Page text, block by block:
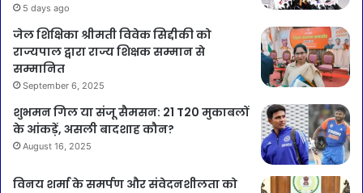
5 days ago
जेल शिक्षिका श्रीमती विवेक सिद्दीकी को
राज्यपाल द्वारा राज्य शिक्षक सम्मान से
सम्मानित
September 6, 2025
शुभमन गिल या संजू सैमसन: 21 T20 मुकाबलों
के आंकड़ें, असली बादशाह कौन?
August 16, 2025
विनय शर्मा के समर्पण और संवेदनशीलता को